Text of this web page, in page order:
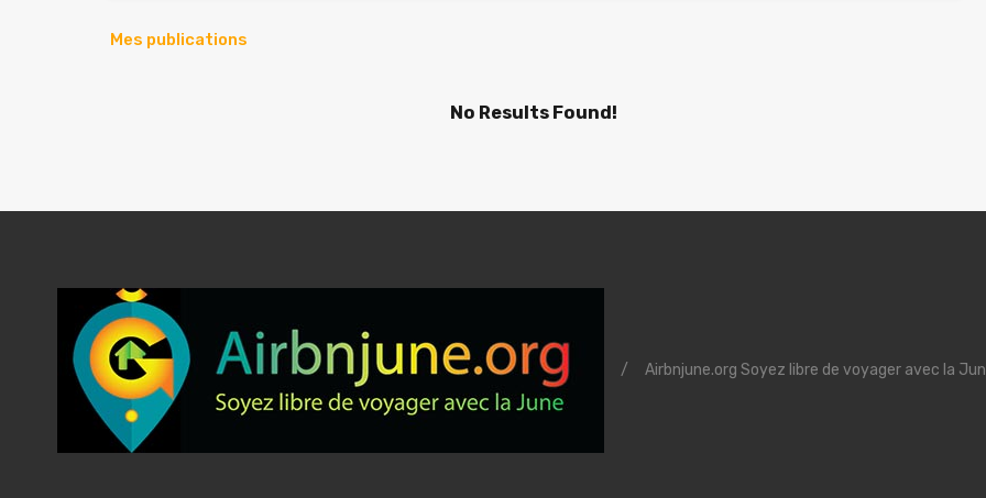
Mes publications
No Results Found!
/ Airbnjune.org Soyez libre de voyager avec la